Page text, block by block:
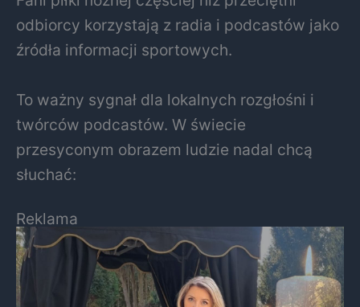
odbiorcy korzystają z radia i podcastów jako
źródła informacji sportowych.
To ważny sygnał dla lokalnych rozgłośni i
twórców podcastów. W świecie
przesyconym obrazem ludzie nadal chcą
słuchać:
Reklama